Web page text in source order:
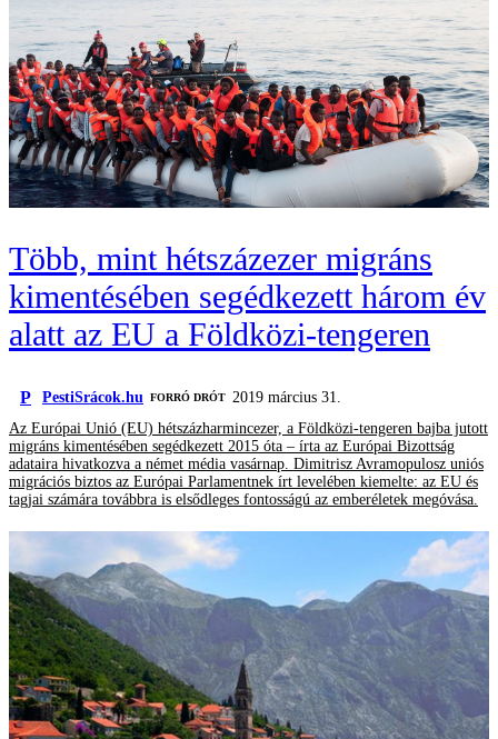
Több, mint hétszázezer migráns
kimentésében segédkezett három év
alatt az EU a Földközi-tengeren
P PestiSrácok.hu FORRÓ DRÓT
2019 március 31.
Az Európai Unió (EU) hétszázharmincezer, a Földközi-tengeren bajba jutott
migráns kimentésében segédkezett 2015 óta – írta az Európai Bizottság
adataira hivatkozva a német média vasárnap. Dimitrisz Avramopulosz uniós
migrációs biztos az Európai Parlamentnek írt levelében kiemelte: az EU és
tagjai számára továbbra is elsődleges fontosságú az emberéletek megóvása.